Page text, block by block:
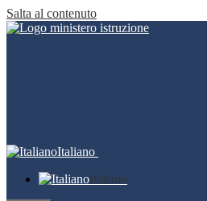
Salta al contenuto
Italiano
Italiano